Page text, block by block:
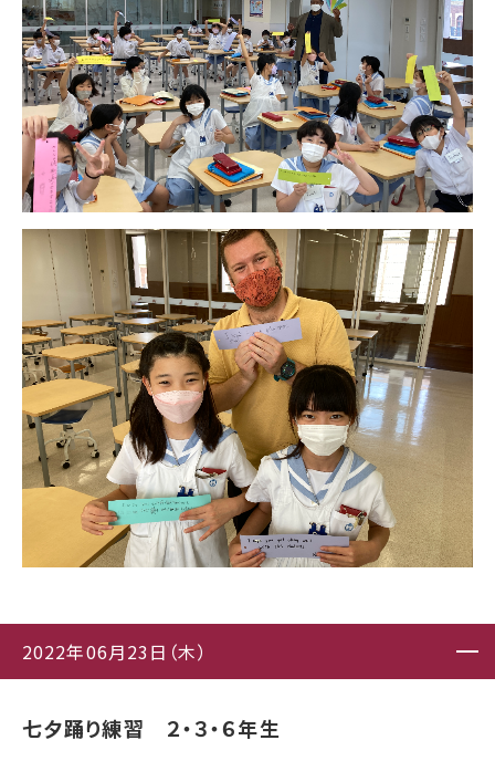
2022年06月23日（木）
七夕踊り練習 ２・３・６年生